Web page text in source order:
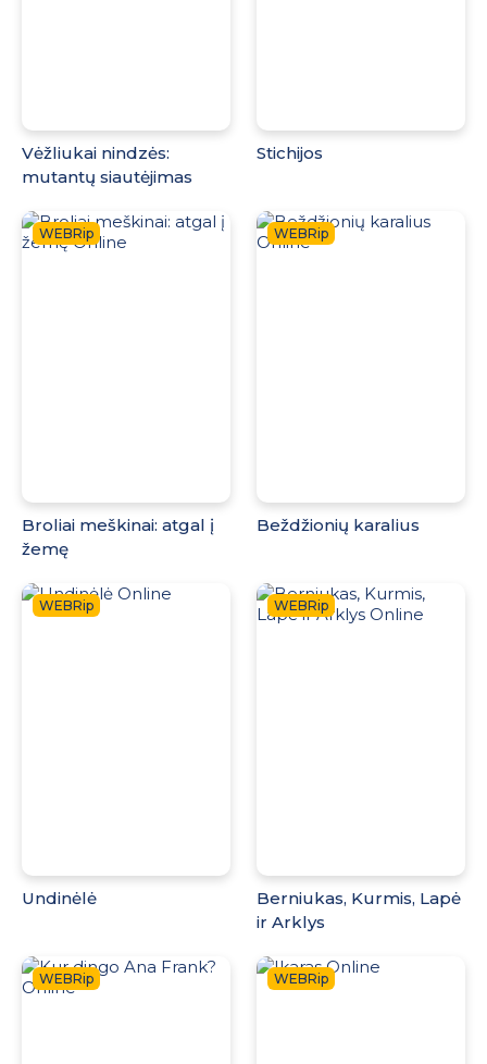
Vėžliukai nindzės:
mutantų siautėjimas
Stichijos
WEBRip
Broliai meškinai: atgal į
žemę
WEBRip
Beždžionių karalius
WEBRip
Undinėlė
WEBRip
Berniukas, Kurmis, Lapė
ir Arklys
WEBRip WEBRip